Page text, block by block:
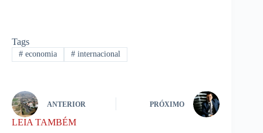
Tags
#economia #internacional
ANTERIOR PRÓXIMO
LEIA TAMBÉM